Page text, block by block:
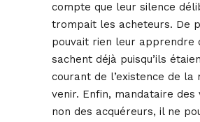
compte que leur silence
trompait les acheteurs. De
pouvait rien leur apprendre
sachent déjà puisqu’ils
courant de l’existence de la
venir. Enfin, mandataire des
non des acquéreurs, il ne